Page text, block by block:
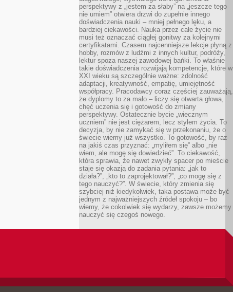
perspektywy z „jestem za słaby” na „jeszcze tego
nie umiem” otwiera drzwi do zupełnie innego
doświadczenia nauki – mniej pełnego lęku, a
bardziej ciekawości. Nauka przez całe życie nie
musi też oznaczać ciągłej gonitwy za kolejnymi
certyfikatami. Czasem najcenniejsze lekcje płyną z
hobby, rozmów z ludźmi z innych kultur, podróży,
lektur spoza naszej zawodowej bańki. To właśnie
takie doświadczenia rozwijają kompetencje, które w
XXI wieku są szczególnie ważne: zdolność
adaptacji, kreatywność, empatię, umiejętność
współpracy. Pracodawcy coraz częściej zauważają,
że dyplomy to za mało – liczy się otwarta głowa,
chęć uczenia się i gotowość do zmiany
perspektywy. Ostatecznie bycie „wiecznym
uczniem” nie jest ciężarem, lecz stylem życia. To
decyzja, by nie zamykać się w przekonaniu, że o
świecie wiemy już wszystko. To gotowość, by raz
na jakiś czas przyznać: „myliłem się” albo „nie
wiem, ale mogę się dowiedzieć”. To ciekawość,
która sprawia, że nawet zwykły spacer po mieście
staje się okazją do zadania pytania: „jak to
działa?”, „kto to zaprojektował?”, „co mogę się z
tego nauczyć?”. W świecie, który zmienia się
szybciej niż kiedykolwiek, taka postawa może być
jednym z najważniejszych źródeł spokoju – bo
wiemy, że cokolwiek się wydarzy, zawsze możemy
nauczyć się czegoś nowego.